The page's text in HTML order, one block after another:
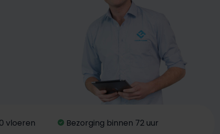
vloeren Bezorging binnen 72 uur